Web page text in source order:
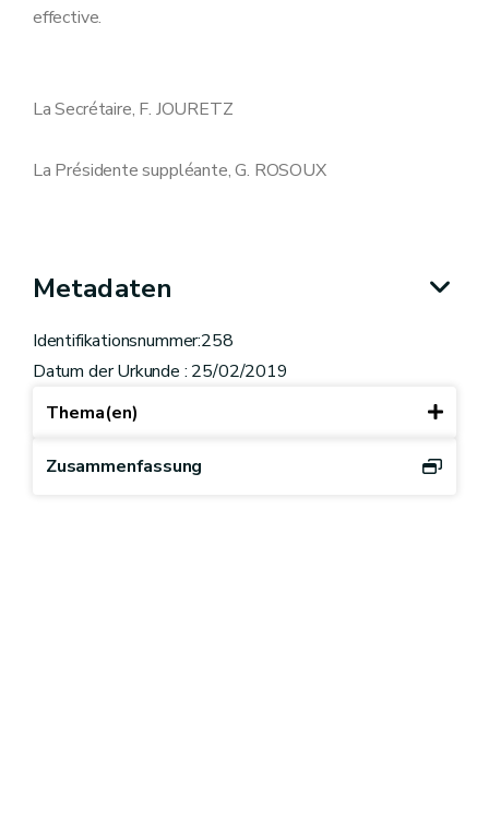
effective.
La Secrétaire, F. JOURETZ
La Présidente suppléante, G. ROSOUX
Metadaten
Identifikationsnummer:258
Datum der Urkunde : 25/02/2019
Thema(en)
Zusammenfassung